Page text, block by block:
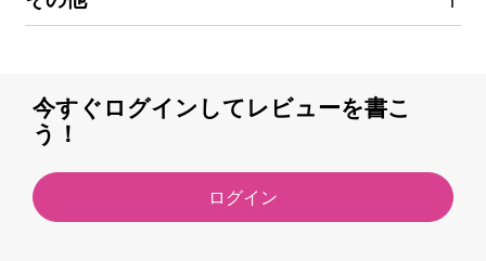
今すぐログインしてレビューを書こ
う！
ログイン